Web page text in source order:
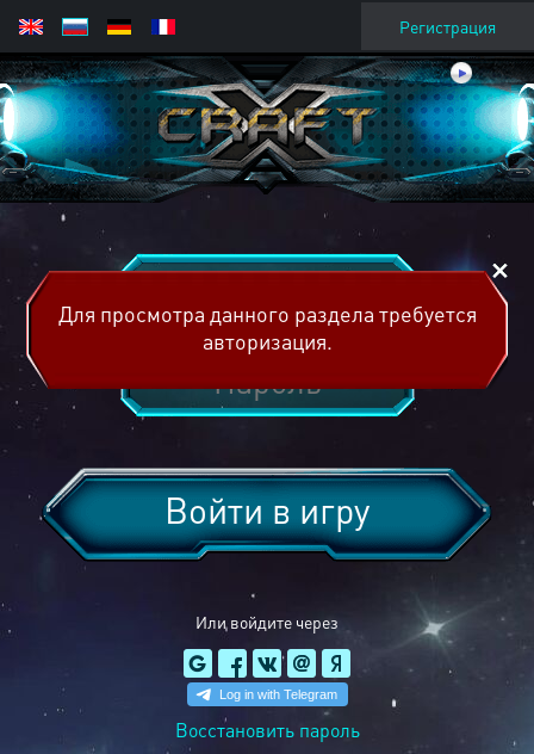
Регистрация
Или войдите через
Войти в игру
Восстановить пароль
Для просмотра данного раздела требуется
авторизация.